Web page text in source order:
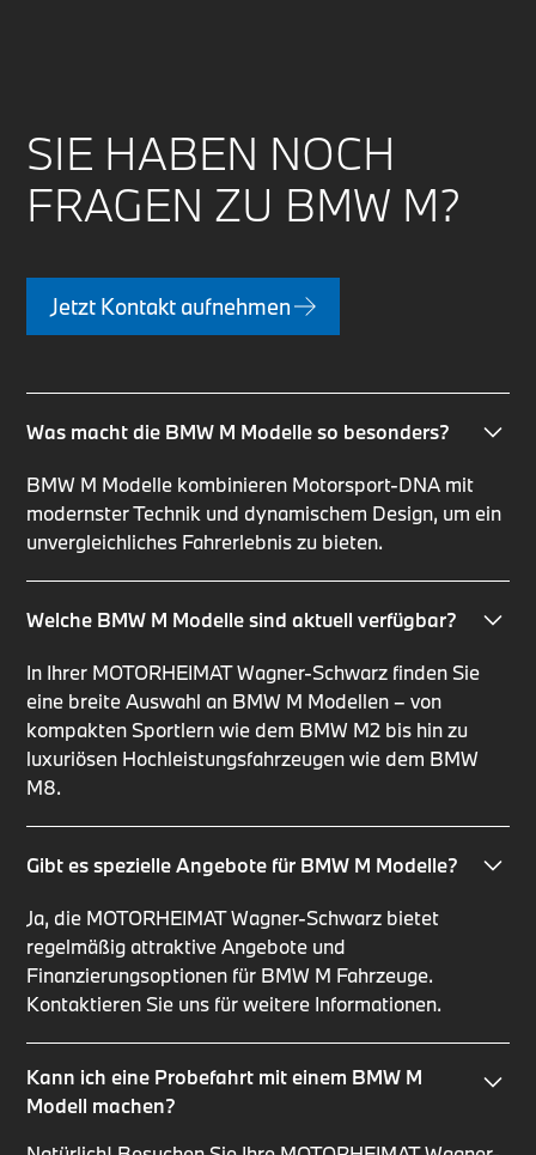
SIE HABEN NOCH
FRAGEN ZU BMW M?
Jetzt Kontakt aufnehmen
Was macht die BMW M Modelle so besonders?
BMW M Modelle kombinieren Motorsport-DNA mit
modernster Technik und dynamischem Design, um ein
unvergleichliches Fahrerlebnis zu bieten.
Welche BMW M Modelle sind aktuell verfügbar?
In Ihrer MOTORHEIMAT Wagner-Schwarz finden Sie
eine breite Auswahl an BMW M Modellen – von
kompakten Sportlern wie dem BMW M2 bis hin zu
luxuriösen Hochleistungsfahrzeugen wie dem BMW
M8.
Gibt es spezielle Angebote für BMW M Modelle?
Ja, die MOTORHEIMAT Wagner-Schwarz bietet
regelmäßig attraktive Angebote und
Finanzierungsoptionen für BMW M Fahrzeuge.
Kontaktieren Sie uns für weitere Informationen.
Kann ich eine Probefahrt mit einem BMW M
Modell machen?